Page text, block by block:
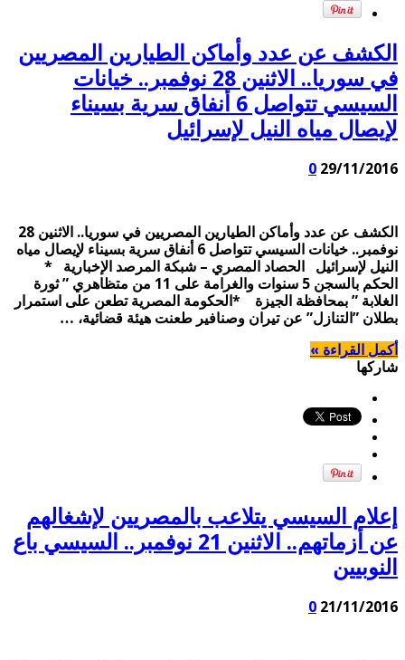
الكشف عن عدد وأماكن الطيارين المصريين
في سوريا.. الاثنين 28 نوفمبر.. خيانات
السيسي تتواصل 6 أنفاق سرية بسيناء
لإيصال مياه النيل لإسرائيل
29/11/2016
0
الكشف عن عدد وأماكن الطيارين المصريين في سوريا.. الاثنين 28
نوفمبر.. خيانات السيسي تتواصل 6 أنفاق سرية بسيناء لإيصال مياه
النيل لإسرائيل الحصاد المصري – شبكة المرصد الإخبارية *
الحكم بالسجن 5 سنوات والغرامة على 11 من متظاهري ” ثورة
الغلابة ” بمحافظة الجيزة *الحكومة المصرية تطعن على استمرار
بطلان ”التنازل” عن تيران وصنافير طعنت هيئة قضائية، …
أكمل القراءة »
شاركها
إعلام السيسي يتلاعب بالمصريين لإشغالهم
عن أزماتهم.. الاثنين 21 نوفمبر.. السيسي باع
النوبيين
21/11/2016
0